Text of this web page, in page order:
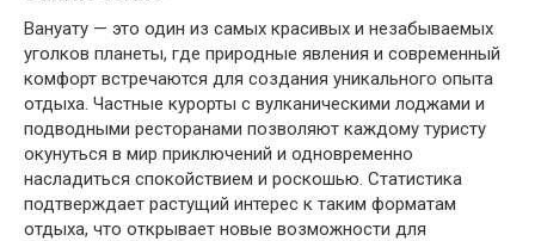
Вануату — это один из самых красивых и незабываемых
уголков планеты, где природные явления и современный
комфорт встречаются для создания уникального опыта
отдыха. Частные курорты с вулканическими лоджами и
подводными ресторанами позволяют каждому туристу
окунуться в мир приключений и одновременно
насладиться спокойствием и роскошью. Статистика
подтверждает растущий интерес к таким форматам
отдыха, что открывает новые возможности для